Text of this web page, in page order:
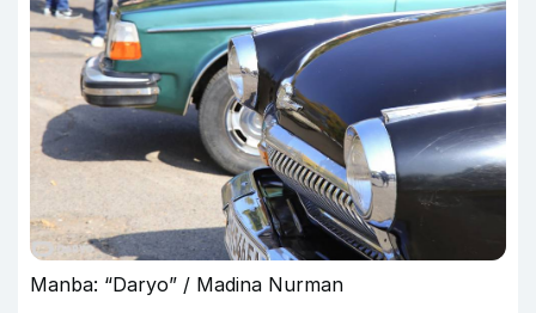
Manba: “Daryo” / Madina Nurman